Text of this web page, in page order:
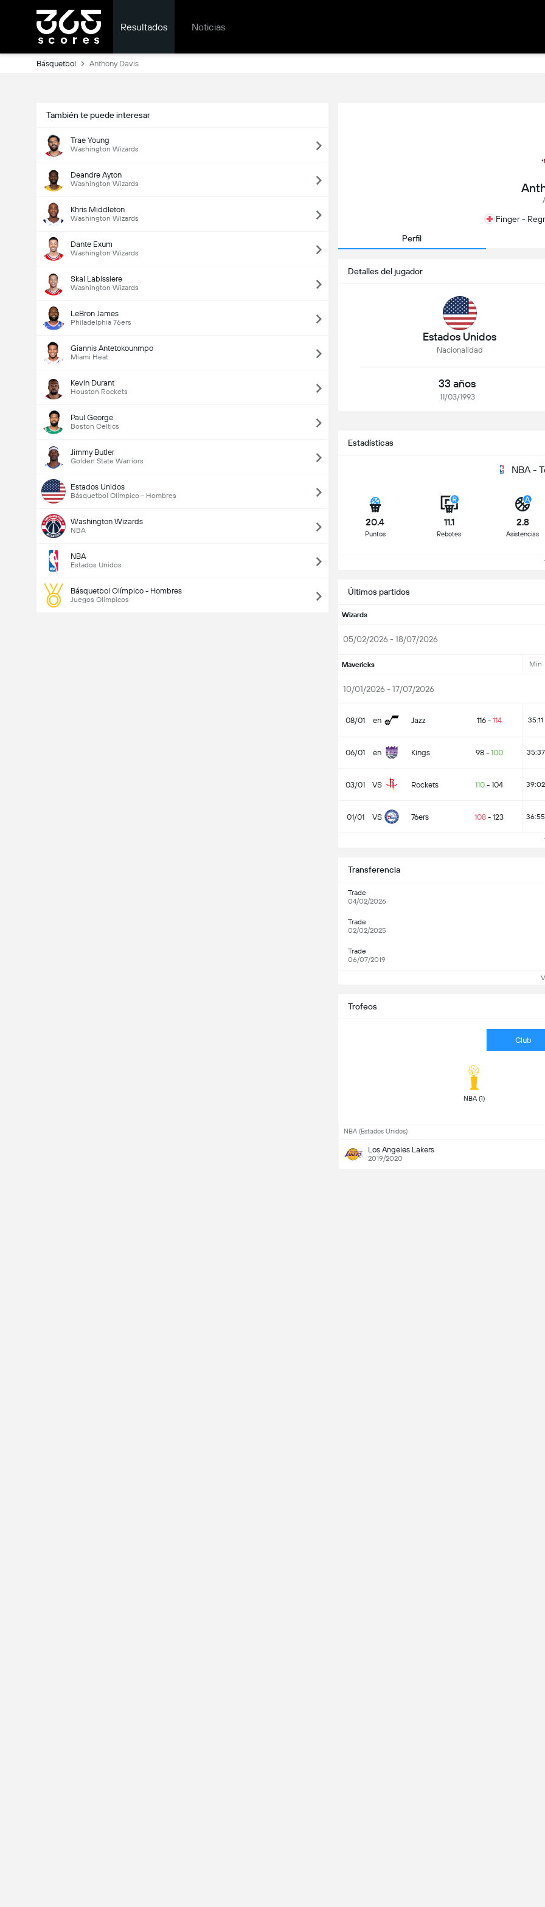
Resultados Noticias
Básquetbol Anthony Davis
También te puede interesar
Trae Young
Washington Wizards
Deandre Ayton
Washington Wizards
Khris Middleton
Washington Wizards
Dante Exum
Washington Wizards
Skal Labissiere
Washington Wizards
LeBron James
Philadelphia 76ers
Giannis Antetokounmpo
Miami Heat
Kevin Durant
Houston Rockets
Paul George
Boston Celtics
Jimmy Butler
Golden State Warriors
Estados Unidos
Básquetbol Olímpico - Hombres
Washington Wizards
NBA
NBA
Estados Unidos
Básquetbol Olímpico - Hombres
Juegos Olímpicos
Finger -
Perfil
Detalles del jugador
Estados Unidos
Nacionalidad
33 años
11/03/1993
Estadísticas
NBA -
20.4
Puntos
11.1
Rebotes
2.8
Asistencias
Últimos partidos
Wizards
05/02/2026 - 18/07/2026
Mavericks Min
10/01/2026 - 17/07/2026
08/01 en Jazz 116- 114 35:11
06/01 en Kings 98- 100 35:37
03/01 VS Rockets 110 - 104 39:02
01/01 VS 76ers 108 - 123 36:55
Transferencia
Trade
04/02/2026
Trade
02/02/2025
Trade
06/07/2019
Trofeos
Club
NBA (1)
NBA (Estados Unidos)
Los Angeles Lakers
2019/2020